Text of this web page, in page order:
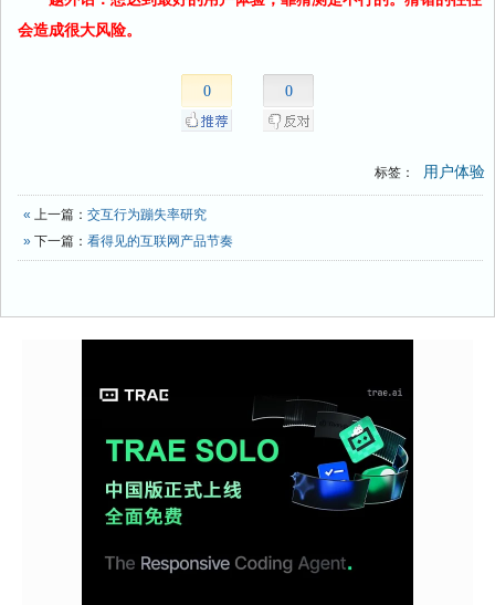
会造成很大风险。
0 0
标签： 用户体验
« 上一篇： 交互行为蹦失率研究
» 下一篇： 看得见的互联网产品节奏